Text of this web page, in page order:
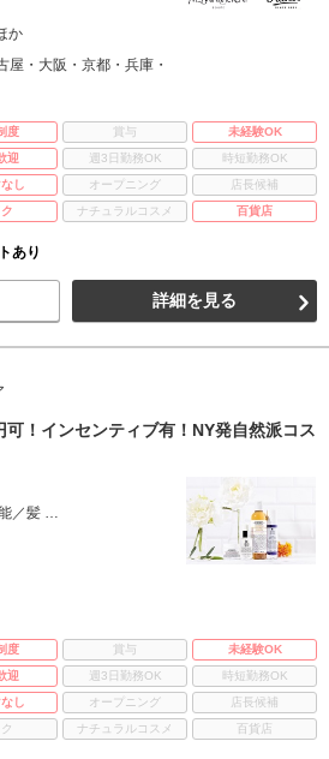
か
屋・大阪・京都・兵庫・
度 賞与
未経験OK
迎 週3日勤務OK
時短勤務OK
し オープニング
店長候補
ナチュラルコスメ 百貨店
あり
詳細を見る
可！インセンティブ有！NY発自然派コス
／髪 …
度 賞与
未経験OK
迎 週3日勤務OK
時短勤務OK
し オープニング
店長候補
ナチュラルコスメ 百貨店